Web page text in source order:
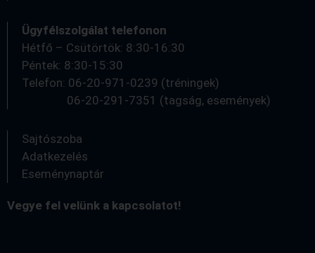
Ügyfélszolgálat telefonon
Hétfő – Csütörtök: 8:30-16:30
Péntek: 8:30-15:30
Telefon: 06-20-971-0239 (tréningek)
06-20-291-7351 (tagság, események)
Sajtószoba
Adatkezelés
Eseménynaptár
Vegye fel velünk a kapcsolatot!